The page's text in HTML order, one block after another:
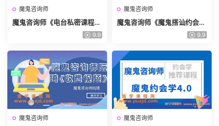
魔鬼咨询师
魔鬼咨询师《电台私密课程》
9.9
魔鬼咨询师
魔鬼咨询师《魔鬼搭讪约会
9.9
魔鬼咨询师 魔鬼咨询师